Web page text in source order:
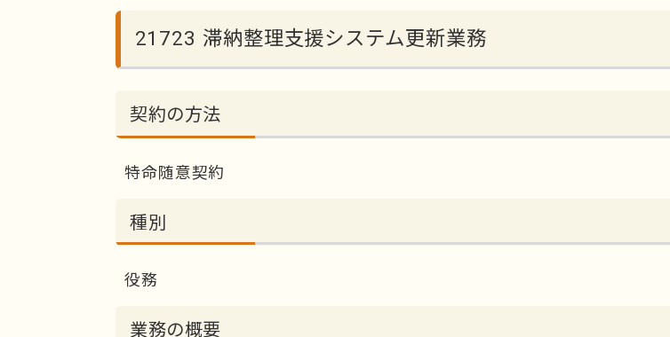
21723 滞納整理支援システム更新業務
契約の方法
特命随意契約
種別
役務
業務の概要